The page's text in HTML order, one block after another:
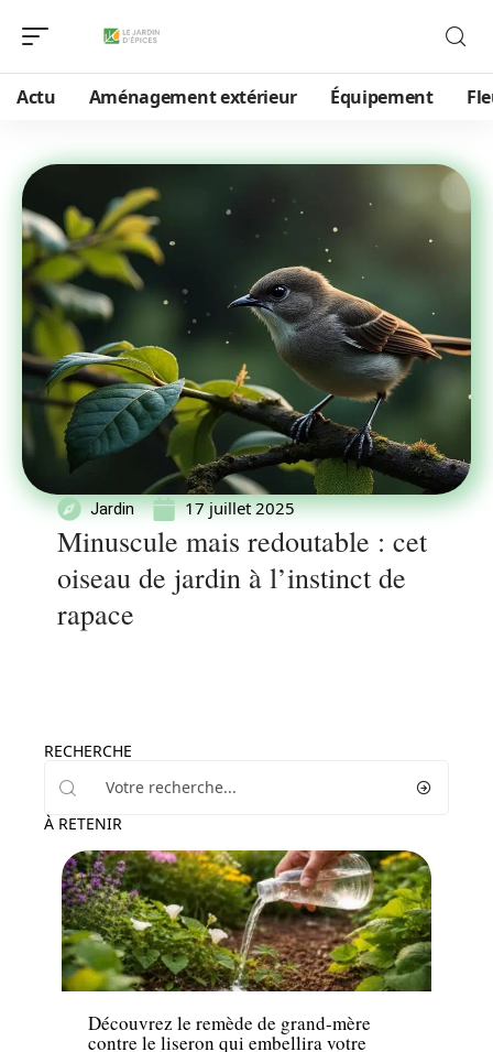
Actu Aménagement extérieur Équipement
Jardin 17 juillet 2025
Minuscule mais redoutable : cet
oiseau de jardin à l’instinct de
rapace
RECHERCHE
À RETENIR
Jardin
Découvrez le remède de grand-mère
contre le liseron qui embellira votre